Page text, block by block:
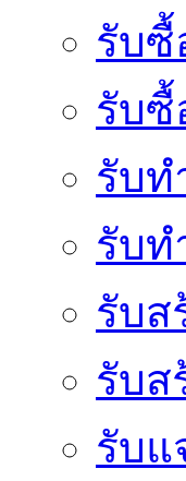
รับซื้
รับซื้
รับท
รับท
รับส
รับส
รับแ